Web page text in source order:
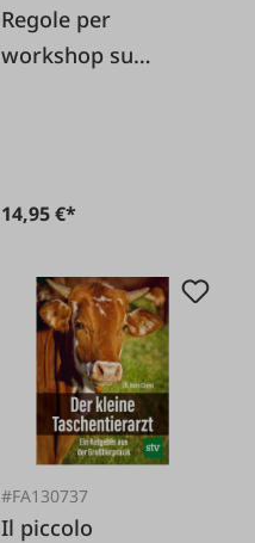
Regole per
workshop su
14,95 €*
#FA130737
Il piccolo